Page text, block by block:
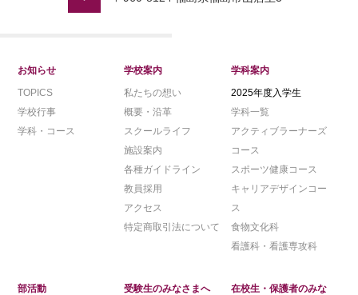
お知らせ
TOPICS
学校行事
学科・コース
学校案内
私たちの想い
概要・沿革
スクールライフ
施設案内
各種ガイドライン
教員採用
アクセス
特定商取引法について
学科案内
2025年度入学生
学科一覧
アクティブラーナーズ
コース
スポーツ健康コース
キャリアデザインコー
ス
食物文化科
看護科・看護専攻科
部活動
受験生のみなさまへ
在校生・保護者のみな